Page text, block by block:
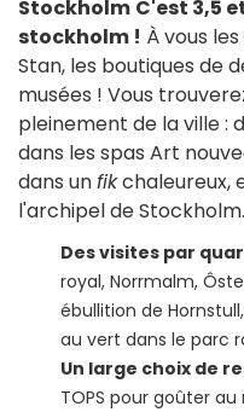
Stockholm C'est 3,5
stockholm ! À vous
Stan, les boutiques de
musées ! Vous
pleinement de la ville :
dans les spas Art
dans unfikchaleureux,
l'archipel de
Des visites par
royal, Norrmalm,
ébullition de
au vert dans le parc
Un large choix de
TOPS pour goûter